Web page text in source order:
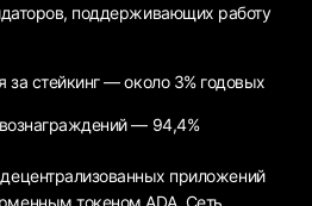
поддерживающих работу
за стейкинг — около 3% годовых
— 94,4%
приложений
токеном ADA. Сеть